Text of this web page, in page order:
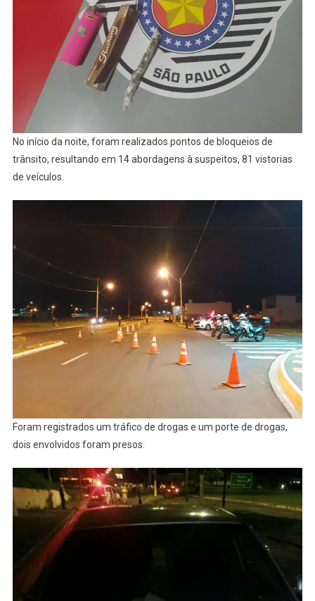
No início da noite, foram realizados pontos de bloqueios de
trânsito, resultando em 14 abordagens à suspeitos, 81 vistorias
de veículos.
Foram registrados um tráfico de drogas e um porte de drogas,
dois envolvidos foram presos.